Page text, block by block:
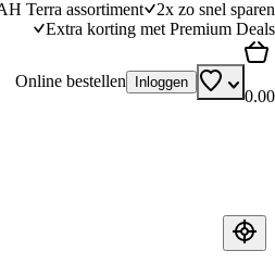
Terra assortiment
2x zo snel sparen
Extra korting met Premium Deals
Online bestellen Inloggen
0.00